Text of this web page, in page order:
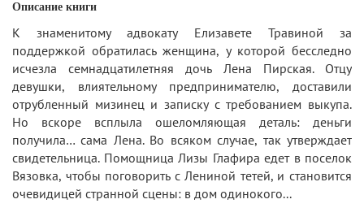
Описание книги
К знаменитому адвокату Елизавете Травиной за
поддержкой обратилась женщина, у которой бесследно
исчезла семнадцатилетняя дочь Лена Пирская. Отцу
девушки, влиятельному предпринимателю, доставили
отрубленный мизинец и записку с требованием выкупа.
Но вскоре всплыла ошеломляющая деталь: деньги
получила… сама Лена. Во всяком случае, так утверждает
свидетельница. Помощница Лизы Глафира едет в поселок
Вязовка, чтобы поговорить с Лениной тетей, и становится
очевидицей странной сцены: в дом одинокого...